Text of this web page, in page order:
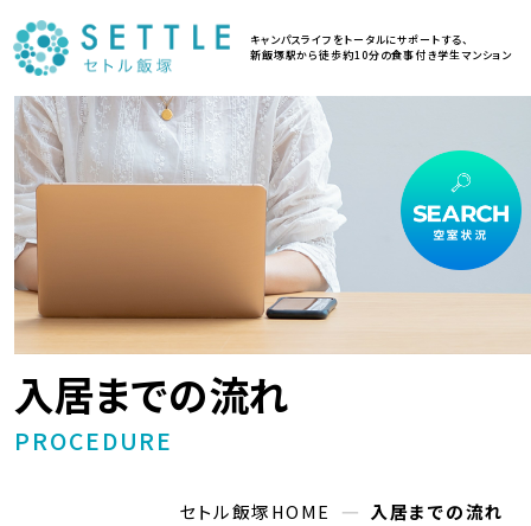
キャンパスライフをトータルにサポートする、
新飯塚駅から徒歩約10分の食事付き学生マンション
HOME
お部屋のご案内
ROOMS
施設案内
入居までの流れ
PROCEDURE
セトル飯塚HOME 入居までの流れ